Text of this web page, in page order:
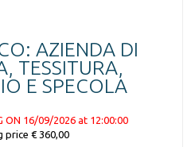
AZIENDA DI
TESSITURA,
E SPECOLA
ON 16/09/2026 at 12:00:00
price € 360,00